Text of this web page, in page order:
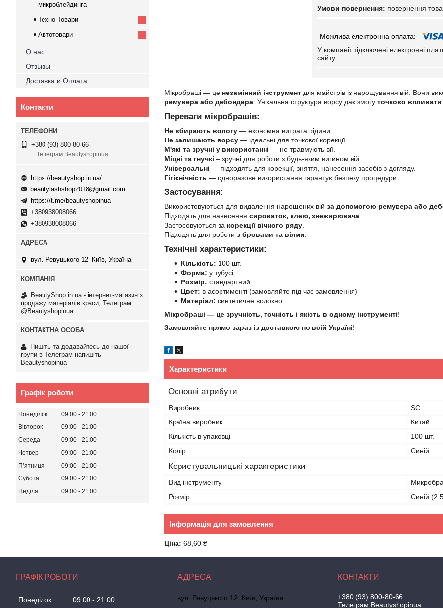
повернення
У компанії підключені електронні
сайту.
Мікробраші — це незамінний інструмент для майстрів із нарощування вій. Вони
ремувера або дебондера . Унікальна структура ворсу дає змогу точково впливати
Переваги мікробрашів:
Не вбирають вологу — економна витрата рідини.
Не залишають ворсу — ідеальні для точкової корекції.
М'які та зручні у використанні — не травмують вії.
Міцні та гнучкі – зручні для роботи з будь-яким вигином вій.
Універсальні — підходять для корекції, зняття, нанесення засобів з догляду.
Гігієнічність — одноразове використання гарантує безпеку процедури.
Застосування:
Використовуються для видалення нарощених вій за допомогою ремувера або
Підходять для нанесення сироваток, клею, знежирювача
Застосовуються за корекції вічного ряду
Підходять для роботи з бровами та віями
Технічні характеристики:
Кількість: 100 шт.
Форма: у тубусі
Розмір: стандартний
Цвет: в асортименті (замовляйте під час замовлення)
Матеріал: синтетичне волокно
Мікробраші — це зручність, точність і якість в одному інструменті!
Замовляйте прямо зараз із доставкою по всій Україні!
Характеристики
Основні атрибути
Виробник
SC
Країна виробник
Китай
Кількість в упаковці
100 шт.
Колір
Синій
Користувальницькі характеристики
Вид інструменту
Розмір
Синій
Інформація для замовлення
Ціна: 68,60 ₴
микроблейдинга
Техно Товари
Автотовари
О нас
Отзывы
Доставка и Оплата
Контакти
+380 (93) 800-80-66
Телеграм Beautyshopinua
https://beautyshop.in.ua/
beautylashshop2018@gmail.com
https://t.me/beautyshopinua
+380938008066
+380938008066
вул. Ревуцького 12, Київ, Україна
BeautyShop.in.ua - інтернет-магазин з
продажу матеріалів краси, Телеграм
@Beautyshopinua
Пишіть та додавайтесь до нашої
групи в Телеграм напишіть
Beautyshopinua
Графік роботи
Понеділок 09:00
21:00
Вівторок
09:00
21:00
Середа
09:00
21:00
Четвер
09:00
21:00
Пʼятниця
09:00
21:00
Субота
09:00
21:00
Неділя
09:00 21:00
ГРАФІК РОБОТИ
Понеділок 09:00 21:00 вул. Ревуцького 12, Київ, Україна
+380 (93) 800-80-66
Телеграм Beautyshopinua